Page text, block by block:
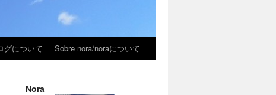
グについて Sobre nora/noraについて
Nora